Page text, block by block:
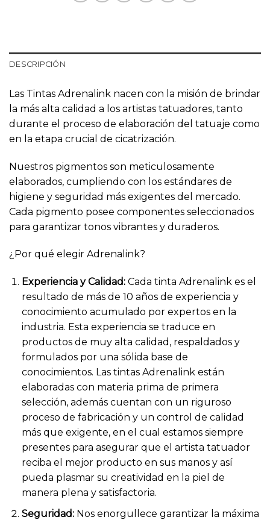
DESCRIPCIÓN
Las Tintas Adrenalink nacen con la misión de brindar
la más alta calidad a los artistas tatuadores, tanto
durante el proceso de elaboración del tatuaje como
en la etapa crucial de cicatrización.
Nuestros pigmentos son meticulosamente
elaborados, cumpliendo con los estándares de
higiene y seguridad más exigentes del mercado.
Cada pigmento posee componentes seleccionados
para garantizar tonos vibrantes y duraderos.
¿Por qué elegir Adrenalink?
Experiencia y Calidad:Cada tinta Adrenalink es el
resultado de más de 10 años de experiencia y
conocimiento acumulado por expertos en la
industria. Esta experiencia se traduce en
productos de muy alta calidad, respaldados y
formulados por una sólida base de
conocimientos. Las tintas Adrenalink están
elaboradas con materia prima de primera
selección, además cuentan con un riguroso
proceso de fabricación y un control de calidad
más que exigente, en el cual estamos siempre
presentes para asegurar que el artista tatuador
reciba el mejor producto en sus manos y así
pueda plasmar su creatividad en la piel de
manera plena y satisfactoria.
Seguridad:Nos enorgullece garantizar la máxima